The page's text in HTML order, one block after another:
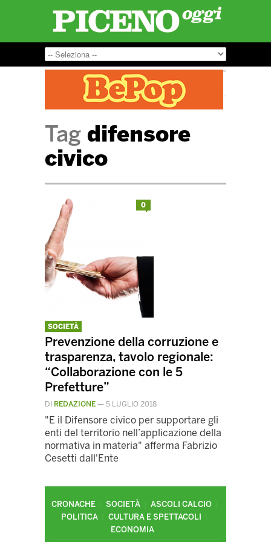
Tag difensore
civico
0
SOCIETÀ
Prevenzione della corruzione e
trasparenza, tavolo regionale:
“Collaborazione con le 5
Prefetture”
DI REDAZIONE — 5 LUGLIO 2018
"E il Difensore civico per supportare gli
enti del territorio nell’applicazione della
normativa in materia" afferma Fabrizio
Cesetti dall'Ente
CRONACHE SOCIETÀ
ASCOLI CALCIO
POLITICA
CULTURA E SPETTACOLI
ECONOMIA